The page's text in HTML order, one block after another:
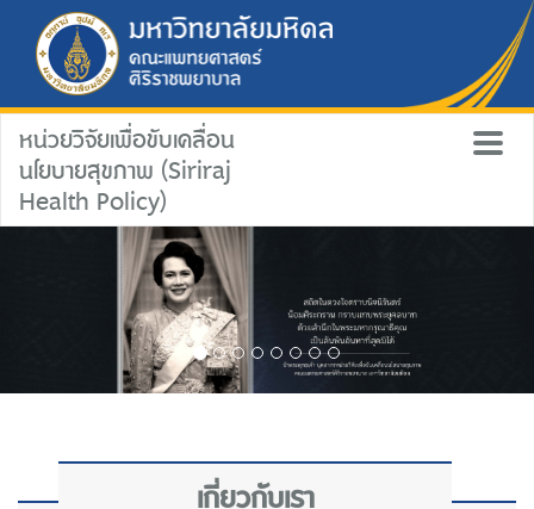
หน่วยวิจัยเพื่อขับเคลื่อน
นโยบายสุขภาพ (Siriraj
Health Policy)
เกี่ยวกับเรา